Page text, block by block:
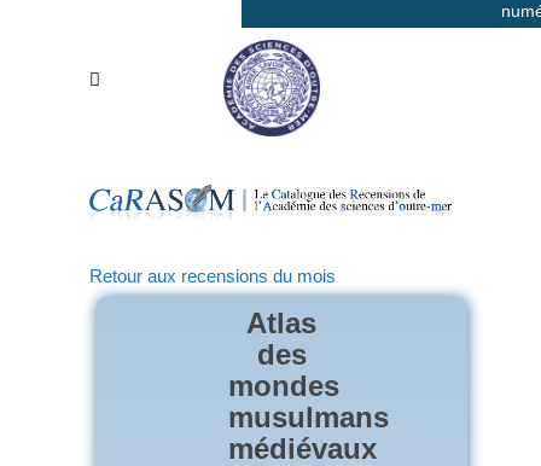
Retour aux recensions du mois
Atlas
des
mondes
musulmans
médiévaux